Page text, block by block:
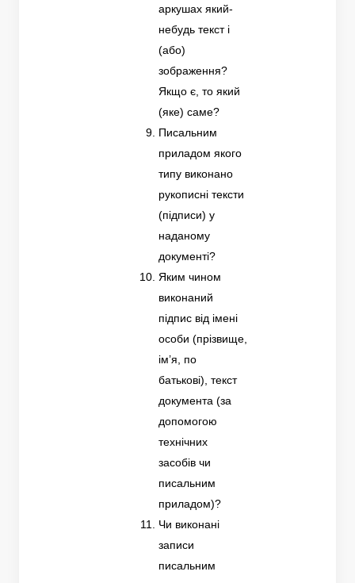
аркушах який-
небудь текст і
(або)
зображення?
Якщо є, то який
(яке) саме?
Писальним
приладом якого
типу виконано
рукописні тексти
(підписи) у
наданому
документі?
Яким чином
виконаний
підпис від імені
особи (прізвище,
ім’я, по
батькові), текст
документа (за
допомогою
технічних
засобів чи
писальним
приладом)?
Чи виконані
записи
писальним